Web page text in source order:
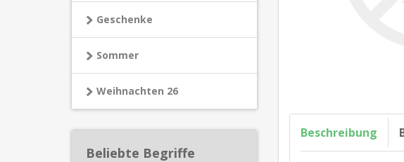
Geschenke
Sommer
Weihnachten 26
Beliebte Begriffe
Beschreibung